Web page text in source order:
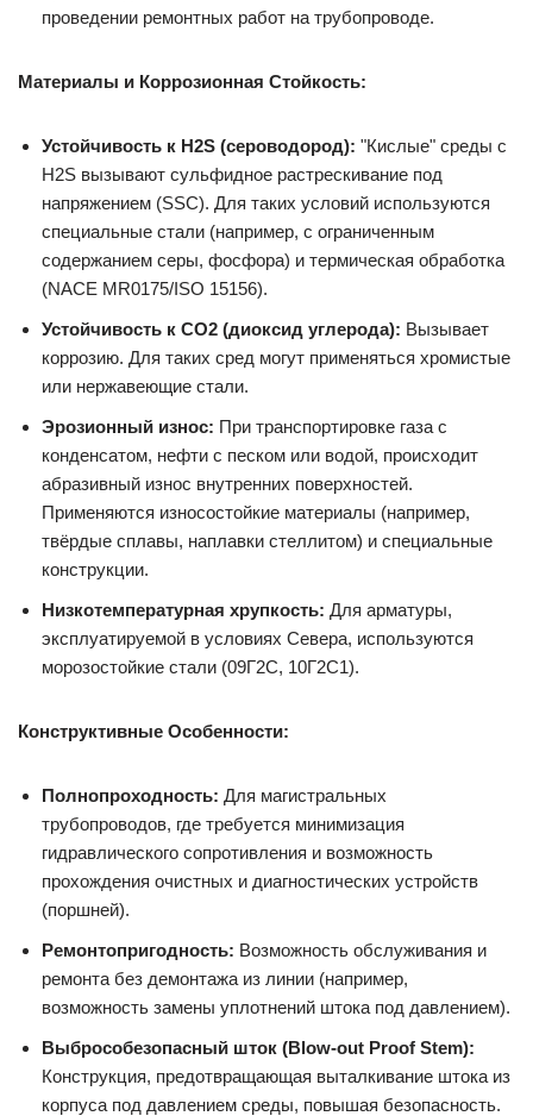
проведении ремонтных работ на трубопроводе.
Материалы и Коррозионная Стойкость:
Устойчивость к H2S (сероводород): "Кислые" среды с
H2S вызывают сульфидное растрескивание под
напряжением (SSC). Для таких условий используются
специальные стали (например, с ограниченным
содержанием серы, фосфора) и термическая обработка
(NACE MR0175/ISO 15156).
Устойчивость к CO2 (диоксид углерода): Вызывает
коррозию. Для таких сред могут применяться хромистые
или нержавеющие стали.
Эрозионный износ: При транспортировке газа с
конденсатом, нефти с песком или водой, происходит
абразивный износ внутренних поверхностей.
Применяются износостойкие материалы (например,
твёрдые сплавы, наплавки стеллитом) и специальные
конструкции.
Низкотемпературная хрупкость: Для арматуры,
эксплуатируемой в условиях Севера, используются
морозостойкие стали (09Г2С, 10Г2С1).
Конструктивные Особенности:
Полнопроходность: Для магистральных
трубопроводов, где требуется минимизация
гидравлического сопротивления и возможность
прохождения очистных и диагностических устройств
(поршней).
Ремонтопригодность: Возможность обслуживания и
ремонта без демонтажа из линии (например,
возможность замены уплотнений штока под давлением).
Выбрособезопасный шток (Blow-out Proof Stem):
Конструкция, предотвращающая выталкивание штока из
корпуса под давлением среды, повышая безопасность.